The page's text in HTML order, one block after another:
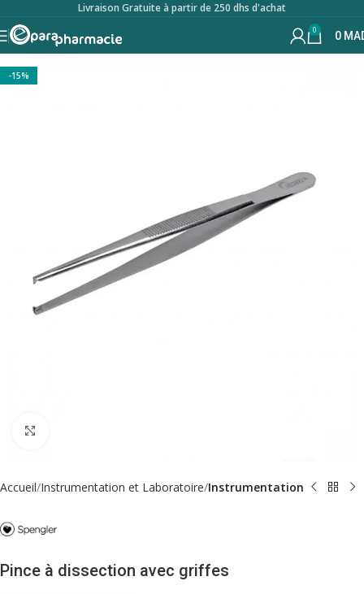
Livraison Gratuite à partir de 250 dhs d'achat
0 0
-15%
Accueil Instrumentation et Laboratoire Instrumentation
Pince à dissection avec griffes